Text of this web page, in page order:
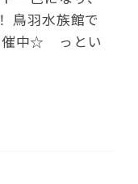
鳥羽水族館で
催中☆ っとい